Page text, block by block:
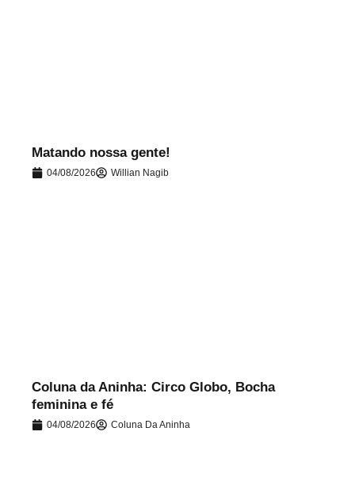
Matando nossa gente!
04/08/2026 Willian Nagib
Coluna da Aninha: Circo Globo, Bocha
feminina e fé
04/08/2026 Coluna Da Aninha